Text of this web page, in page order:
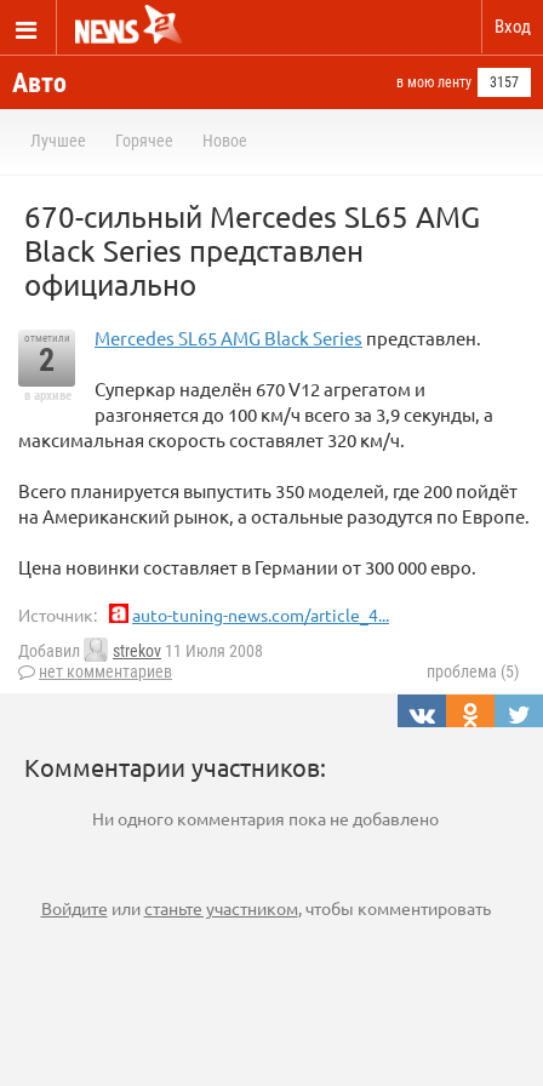
Вход
Авто в мою ленту 3157
Лучшее Горячее Новое
670-сильный Mercedes SL65 AMG
Black Series представлен
официально
отметили
2
в архиве
Mercedes SL65 AMG Black Series представлен.
Суперкар наделён 670 V12 агрегатом и
разгоняется до 100 км/ч всего за 3,9 секунды, а
максимальная скорость составялет 320 км/ч.
Всего планируется выпустить 350 моделей, где 200 пойдёт
на Американский рынок, а остальные разодутся по Европе.
Цена новинки составляет в Германии от 300 000 евро.
Источник: auto-tuning-news.com/article_4...
Добавил strekov 11 Июля 2008
нет комментариев
проблема (5)
Комментарии участников:
Ни одного комментария пока не добавлено
Войдите илистаньте участником, чтобы комментировать